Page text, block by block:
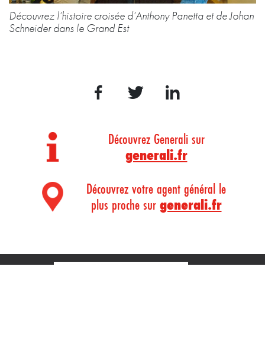
Découvrez l’histoire croisée d’Anthony Panetta et de Johan
Schneider dans le Grand Est
Découvrez Generali sur
generali.fr
Découvrez votre agent général le
plus proche surgenerali.fr